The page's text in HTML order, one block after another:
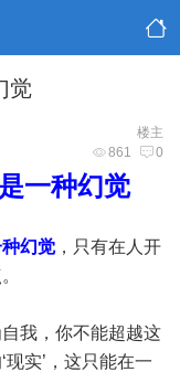
觉
楼主
861 0
一种幻觉
幻觉，只有在人开
我，你不能超越这
实’，这只能在一